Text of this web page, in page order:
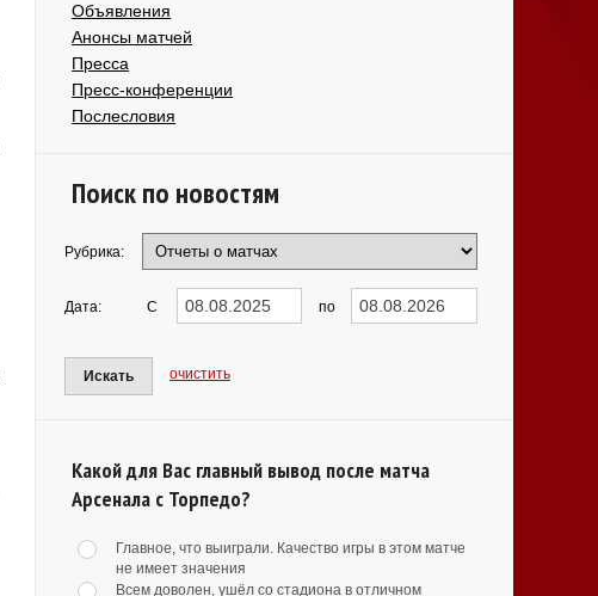
Объявления
Анонсы матчей
Пресса
Пресс-конференции
Послесловия
Поиск по новостям
Рубрика:
Дата: С по
Искать очистить
Какой для Вас главный вывод после матча
Арсенала с Торпедо?
Главное, что выиграли. Качество игры в этом матче
не имеет значения
Всем доволен, ушёл со стадиона в отличном